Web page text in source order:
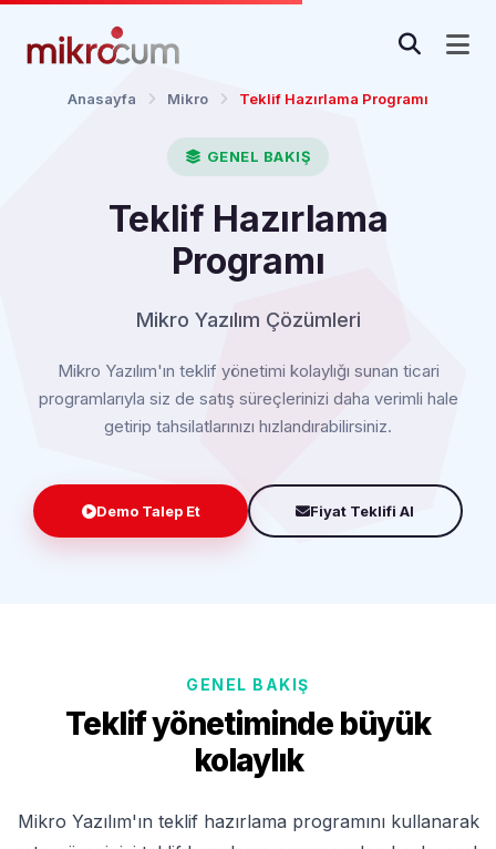
Anasayfa Mikro Teklif Hazırlama Programı
GENEL BAKIŞ
Teklif Hazırlama
Programı
Mikro Yazılım Çözümleri
Mikro Yazılım'ın teklif yönetimi kolaylığı sunan ticari
programlarıyla siz de satış süreçlerinizi daha verimli hale
getirip tahsilatlarınızı hızlandırabilirsiniz.
Demo Talep Et Fiyat Teklifi Al
GENEL BAKIŞ
Teklif yönetiminde büyük
kolaylık
Mikro Yazılım'ın teklif hazırlama programını kullanarak